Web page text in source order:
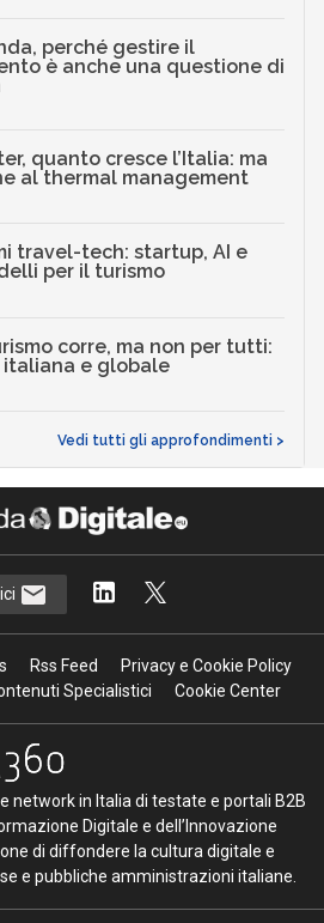
perché gestire il
è anche una questione di
quanto cresce l’Italia: ma
al thermal management
travel-tech: startup, AI e
per il turismo
corre, ma non per tutti:
italiana e globale
Vedi tutti gli approfondimenti >
Rss Feed
Privacy e Cookie Policy
Specialistici
Cookie Center
network in Italia di testate e portali B2B
Digitale e dell’Innovazione
di diffondere la cultura digitale e
e pubbliche amministrazioni italiane.